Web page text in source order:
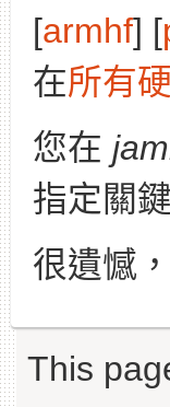
[armhf] [
在所有
您在
指定關
很遺憾
This